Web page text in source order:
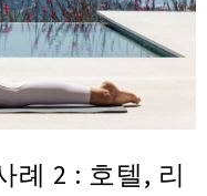
례 2 : 호텔, 리